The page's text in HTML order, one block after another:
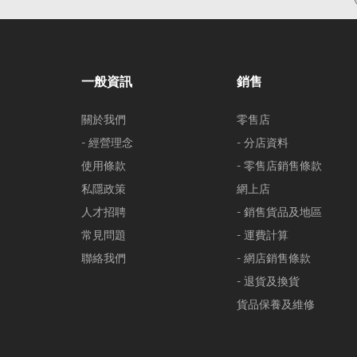
一般資訊
關於我們
- 經營理念
使用條款
私隱政策
人才招聘
常見問題
聯絡我們
銷售
零售店
- 分店資料
- 零售店銷售條款
網上店
- 銷售貨品及地區
- 運費計算
- 網店銷售條款
- 退貨及換貨
貨品保養及維修